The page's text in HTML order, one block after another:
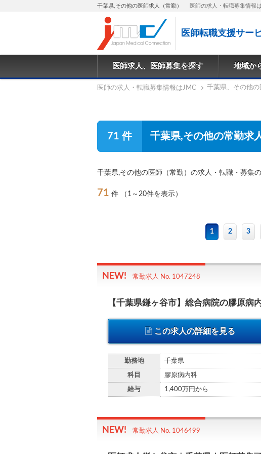
千葉県,その他の医師求人（常勤） 医師の求人・転職募集情報
医師転職支援サー
医師求人、医師募集を探す 地域か
医師の求人・転職募集情報はJMC 千葉県、その他の
71 件 千葉県,その他の常勤求
千葉県,その他の医師（常勤）の求人・転職・募集
71 件 （1～20件を表示）
1 2 3
常勤求人 No. 1047248
【千葉県鎌ヶ谷市】総合病院の膠原病
この求人の詳細を見る
勤務地 千葉県
科目 膠原病内科
給与 1,400万円から
常勤求人 No. 1046499